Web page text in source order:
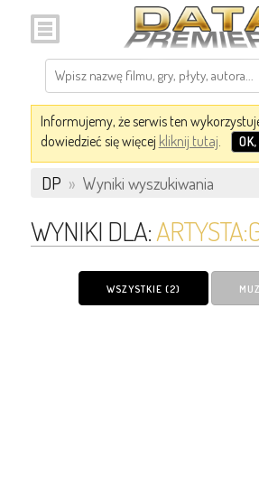
Informujemy, że serwis ten
dowiedzieć się więcej kliknij tutaj.
DP » Wyniki wyszukiwania
WYNIKI DLA:
WSZYSTKIE (2)